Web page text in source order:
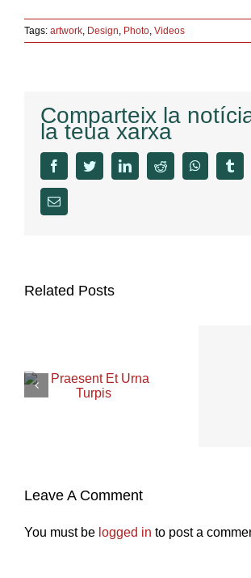
Tags: artwork, Design, Photo, Videos
Comparteix la
la teua xarxa
facebooktwitter linkedinreddit whatsapp
Email
Related Posts
Leave A Comment
You must be logged in to post a